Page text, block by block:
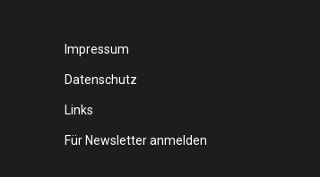
Impressum
Datenschutz
Links
Für Newsletter anmelden